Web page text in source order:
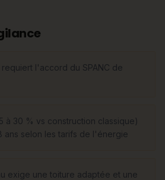
l'accord du SPANC de
à 30 % vs construction classique)
ans selon les tarifs de l'énergie
exige une toiture adaptée et une